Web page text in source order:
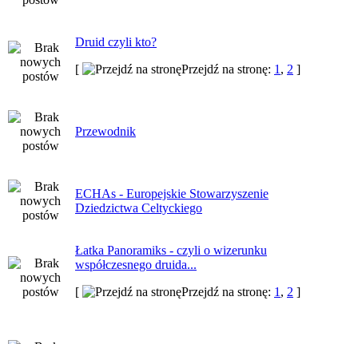
Druid czyli kto?
[
Przejdź na stronę: 1 , 2 ]
Przewodnik
ECHAs - Europejskie Stowarzyszenie
Dziedzictwa Celtyckiego
Łatka Panoramiks - czyli o wizerunku
współczesnego druida...
[
Przejdź na stronę: 1 , 2 ]